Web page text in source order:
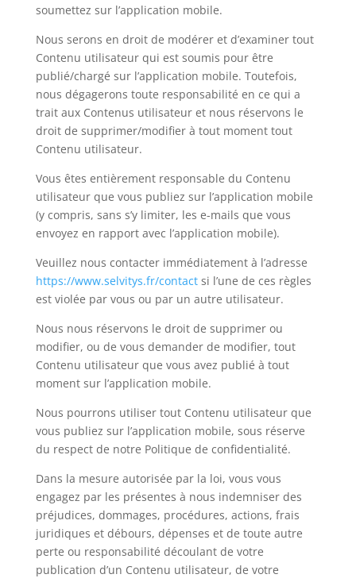
soumettez sur l’application mobile.
Nous serons en droit de modérer et d’examiner tout
Contenu utilisateur qui est soumis pour être
publié/chargé sur l’application mobile. Toutefois,
nous dégagerons toute responsabilité en ce qui a
trait aux Contenus utilisateur et nous réservons le
droit de supprimer/modifier à tout moment tout
Contenu utilisateur.
Vous êtes entièrement responsable du Contenu
utilisateur que vous publiez sur l’application mobile
(y compris, sans s’y limiter, les e-mails que vous
envoyez en rapport avec l’application mobile).
Veuillez nous contacter immédiatement à l’adresse
https://www.selvitys.fr/contactsi l’une de ces règles
est violée par vous ou par un autre utilisateur.
Nous nous réservons le droit de supprimer ou
modifier, ou de vous demander de modifier, tout
Contenu utilisateur que vous avez publié à tout
moment sur l’application mobile.
Nous pourrons utiliser tout Contenu utilisateur que
vous publiez sur l’application mobile, sous réserve
du respect de notre Politique de confidentialité.
Dans la mesure autorisée par la loi, vous vous
engagez par les présentes à nous indemniser des
préjudices, dommages, procédures, actions, frais
juridiques et débours, dépenses et de toute autre
perte ou responsabilité découlant de votre
publication d’un Contenu utilisateur, de votre